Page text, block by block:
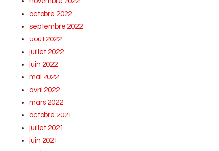
octobre 2022
septembre 2022
août 2022
juillet 2022
juin 2022
mai 2022
avril 2022
mars 2022
octobre 2021
juillet 2021
juin 2021